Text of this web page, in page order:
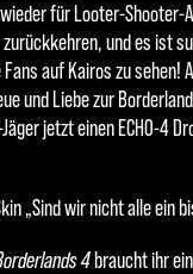
für Looter-Shooter-
und es ist
auf Kairos zu sehen!
und Liebe zur
jetzt einen ECHO-4
„Sind wir nicht alle ein
4braucht ihr